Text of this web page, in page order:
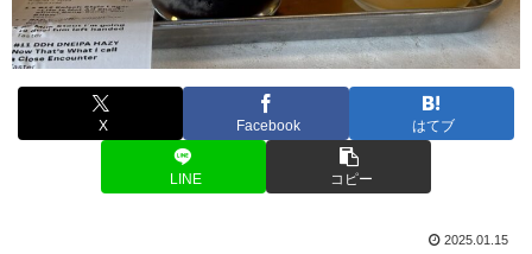
X Facebook はてブ
LINE コピー
2025.01.15